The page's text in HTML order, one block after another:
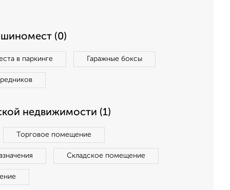
(0)
в паркинге Гаражные боксы
недвижимости (1)
Торговое помещение
Складское помещение